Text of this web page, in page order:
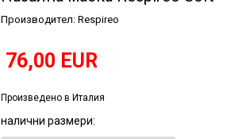
Производител: Respireo
76,00 EUR
Произведено в Италия
налични размери: